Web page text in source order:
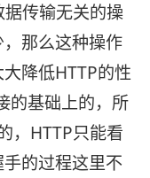
传输无关的操
那么这种操作
降低HTTP的性
的基础上的，所
，HTTP只能看
的过程这里不